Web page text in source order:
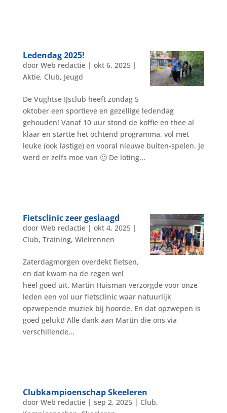
Ledendag 2025!
door Web redactie| okt 6, 2025|
Aktie, Club, Jeugd
De Vughtse IJsclub heeft zondag 5
oktober een sportieve en gezellige ledendag
gehouden! Vanaf 10 uur stond de koffie en thee al
klaar en startte het ochtend programma, vol met
leuke (ook lastige) en vooral nieuwe buiten-spelen. Je
werd er zelfs moe van 🙂 De loting...
Fietsclinic zeer geslaagd
door Web redactie| okt 4, 2025|
Club, Training, Wielrennen
Zaterdagmorgen overdekt fietsen,
en dat kwam na de regen wel
heel goed uit. Martin Huisman verzorgde voor onze
leden een vol uur fietsclinic waar natuurlijk
opzwepende muziek bij hoorde. En dat opzwepen is
goed gelukt! Alle dank aan Martin die ons via
verschillende...
Clubkampioenschap Skeeleren
door Web redactie| sep 2, 2025| Club,